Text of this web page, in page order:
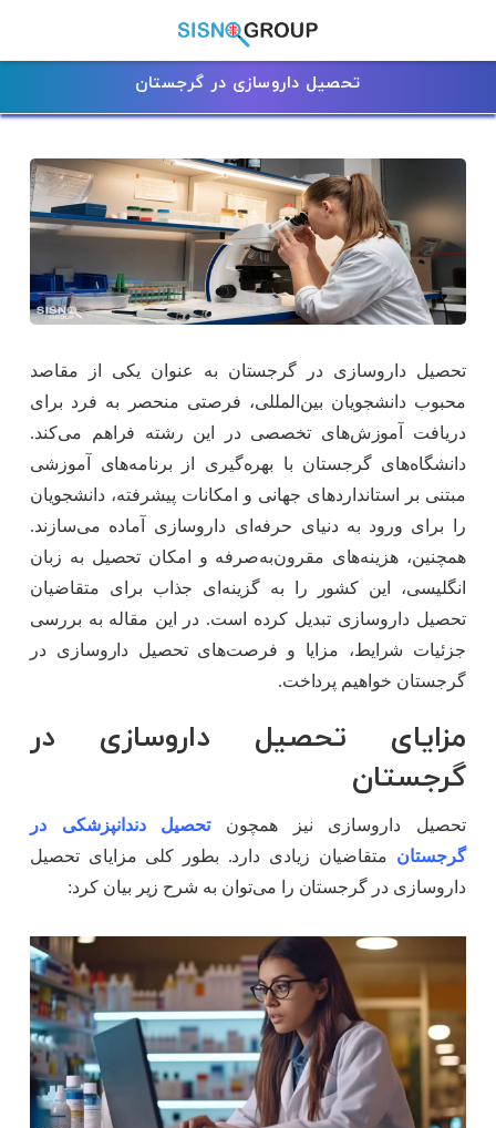
تحصیل داروسازی در گرجستان
تحصیل داروسازی در گرجستان به عنوان یکی از مقاصد
محبوب دانشجویان بین‌المللی، فرصتی منحصر به فرد برای
دریافت آموزش‌های تخصصی در این رشته فراهم می‌کند.
دانشگاه‌های گرجستان با بهره‌گیری از برنامه‌های آموزشی
مبتنی بر استانداردهای جهانی و امکانات پیشرفته، دانشجویان
را برای ورود به دنیای حرفه‌ای داروسازی آماده می‌سازند.
همچنین، هزینه‌های مقرون‌به‌صرفه و امکان تحصیل به زبان
انگلیسی، این کشور را به گزینه‌ای جذاب برای متقاضیان
تحصیل داروسازی تبدیل کرده است. در این مقاله به بررسی
جزئیات شرایط، مزایا و فرصت‌های تحصیل داروسازی در
گرجستان خواهیم پرداخت.
مزایای تحصیل داروسازی در
گرجستان
تحصیل داروسازی نیز همچونتحصیل دندانپزشکی در
گرجستان متقاضیان زیادی دارد. بطور کلی مزایای تحصیل
داروسازی در گرجستان را می‌توان به شرح زیر بیان کرد: